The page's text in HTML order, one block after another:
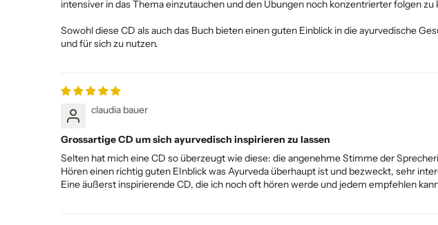
intensiver in das Thema einzutauchen und den Übungen noch konzentrierter folgen zu
Sowohl diese CD als auch das Buch bieten einen guten Einblick in die ayurvedische
und für sich zu nutzen.
claudia bauer
Grossartige CD um sich ayurvedisch inspirieren zu lassen
Selten hat mich eine CD so überzeugt wie diese: die angenehme Stimme der
Hören einen richtig guten EInblick was Ayurveda überhaupt ist und bezweckt, sehr
Eine äußerst inspirierende CD, die ich noch oft hören werde und jedem empfehlen